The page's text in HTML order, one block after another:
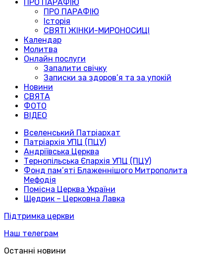
ПРО ПАРАФІЮ
ПРО ПАРАФІЮ
Історія
СВЯТІ ЖІНКИ-МИРОНОСИЦІ
Календар
Молитва
Онлайн послуги
Запалити свічку
Записки за здоров’я та за упокій
Новини
СВЯТА
ФОТО
ВІДЕО
Вселенський Патріархат
Патріархія УПЦ (ПЦУ)
Андріївська Церква
Тернопільська Єпархія УПЦ (ПЦУ)
Фонд пам’яті Блаженнішого Митрополита
Мефодія
Помісна Церква України
Щедрик – Церковна Лавка
Підтримка церкви
Наш телеграм
Останні новини